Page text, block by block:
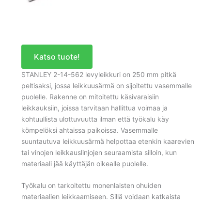
Katso tuote!
STANLEY 2-14-562 levyleikkuri on 250 mm pitkä
peltisaksi, jossa leikkuusärmä on sijoitettu vasemmalle
puolelle. Rakenne on mitoitettu käsivaraisiin
leikkauksiin, joissa tarvitaan hallittua voimaa ja
kohtuullista ulottuvuutta ilman että työkalu käy
kömpelöksi ahtaissa paikoissa. Vasemmalle
suuntautuva leikkuusärmä helpottaa etenkin kaarevien
tai vinojen leikkauslinjojen seuraamista silloin, kun
materiaali jää käyttäjän oikealle puolelle.
Työkalu on tarkoitettu monenlaisten ohuiden
materiaalien leikkaamiseen. Sillä voidaan katkaista